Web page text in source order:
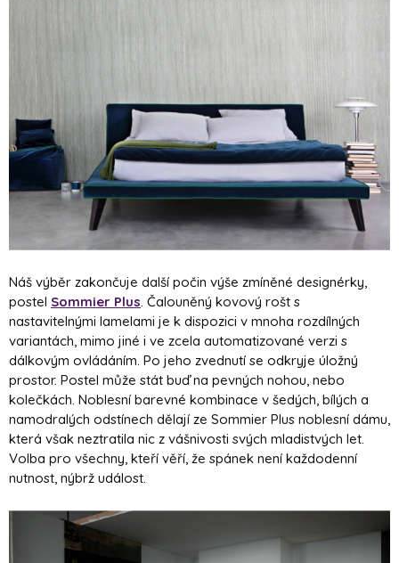
Náš výběr zakončuje další počin výše zmíněné designérky,
postel Sommier Plus. Čalouněný kovový rošt s
nastavitelnými lamelami je k dispozici v mnoha rozdílných
variantách, mimo jiné i ve zcela automatizované verzi s
dálkovým ovládáním. Po jeho zvednutí se odkryje úložný
prostor. Postel může stát buď na pevných nohou, nebo
kolečkách. Noblesní barevné kombinace v šedých, bílých a
namodralých odstínech dělají ze Sommier Plus noblesní dámu,
která však neztratila nic z vášnivosti svých mladistvých let.
Volba pro všechny, kteří věří, že spánek není každodenní
nutnost, nýbrž událost.